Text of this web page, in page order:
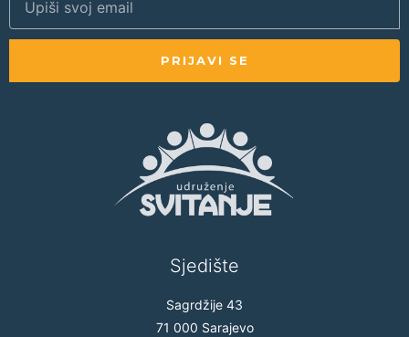
PRIJAVI SE
Sjedište
Sagrdžije 43
71 000 Sarajevo